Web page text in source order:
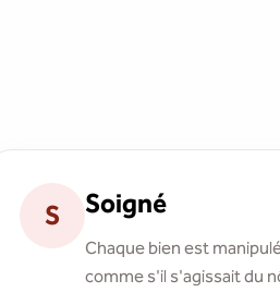
S Soigné
Chaque bien est
comme s'il s'agissait du